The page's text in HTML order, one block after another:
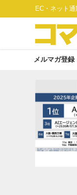
EC・ネット
メルマガ登録